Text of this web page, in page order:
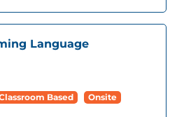
Language
Based Onsite